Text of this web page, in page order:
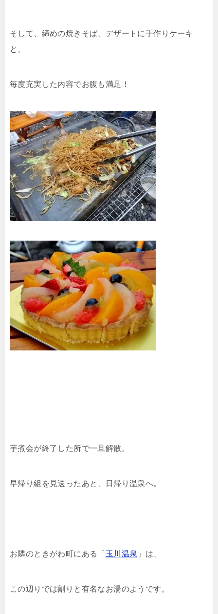
そして、締めの焼きそば、デザートに手作りケーキ
と、
毎度充実した内容でお腹も満足！
芋煮会が終了した所で一旦解散。
早帰り組を見送ったあと、日帰り温泉へ。
お隣のときがわ町にある「玉川温泉 」は、
この辺りでは割りと有名なお湯のようです。